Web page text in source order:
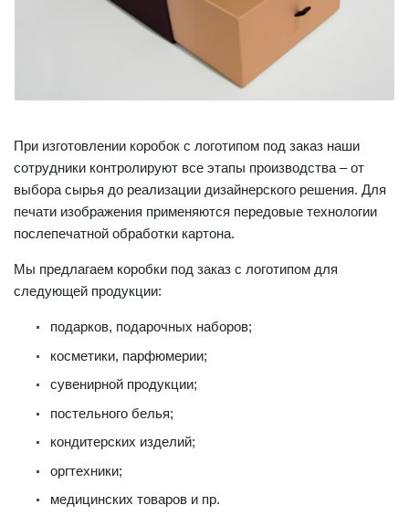
При изготовлении коробок с логотипом под заказ наши
сотрудники контролируют все этапы производства – от
выбора сырья до реализации дизайнерского решения. Для
печати изображения применяются передовые технологии
послепечатной обработки картона.
Мы предлагаем коробки под заказ с логотипом для
следующей продукции:
подарков, подарочных наборов;
косметики, парфюмерии;
сувенирной продукции;
постельного белья;
кондитерских изделий;
оргтехники;
медицинских товаров и пр.